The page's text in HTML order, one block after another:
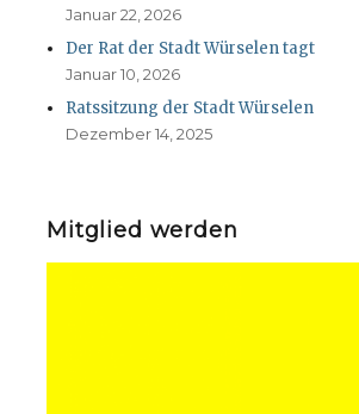
Januar 22, 2026
Der Rat der Stadt Würselen tagt
Januar 10, 2026
Ratssitzung der Stadt Würselen
Dezember 14, 2025
Mitglied werden